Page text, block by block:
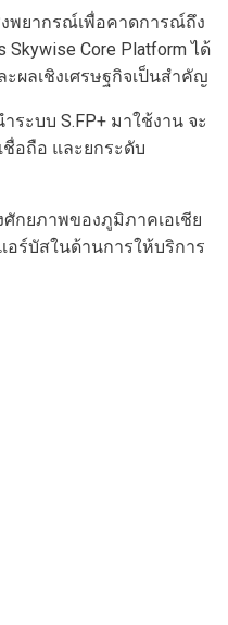
งพยากรณ์เพื่อคาดการณ์ถึง
Core Platform ได้
ผลเชิงเศรษฐกิจเป็นสำคัญ
ระบบ S.FP+ มาใช้งาน จะ
อถือ และยกระดับ
ศักยภาพของภูมิภาคเอเชีย
ร์บัสในด้านการให้บริการ